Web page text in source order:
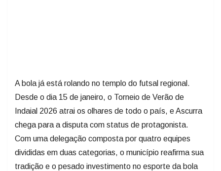
A bola já está rolando no templo do futsal regional.
Desde o dia 15 de janeiro, o Torneio de Verão de
Indaial 2026 atrai os olhares de todo o país, e Ascurra
chega para a disputa com status de protagonista.
Com uma delegação composta por quatro equipes
divididas em duas categorias, o município reafirma sua
tradição e o pesado investimento no esporte da bola